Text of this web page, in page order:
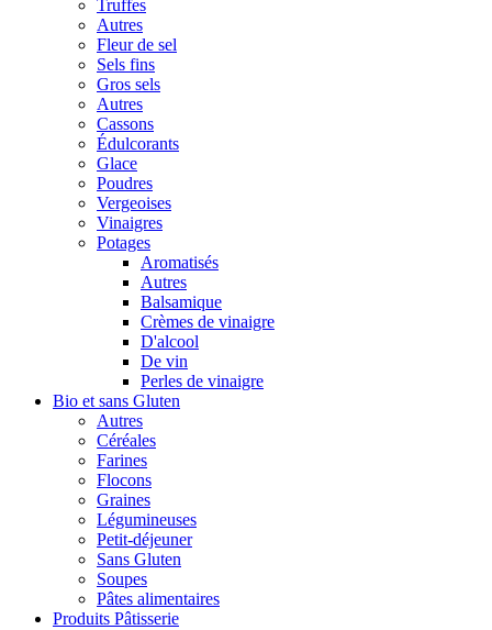
Truffes
Autres
Fleur de sel
Sels fins
Gros sels
Autres
Cassons
Édulcorants
Glace
Poudres
Vergeoises
Vinaigres
Potages
Aromatisés
Autres
Balsamique
Crèmes de vinaigre
D'alcool
De vin
Perles de vinaigre
Bio et sans Gluten
Autres
Céréales
Farines
Flocons
Graines
Légumineuses
Petit-déjeuner
Sans Gluten
Soupes
Pâtes alimentaires
Produits Pâtisserie